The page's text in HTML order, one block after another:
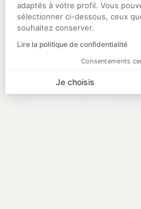
adaptés à votre profil. Vous
sélectionner ci-dessous, ceux
souhaitez conserver.
Lire la politique de confidentialité
Consentements
Je choisis